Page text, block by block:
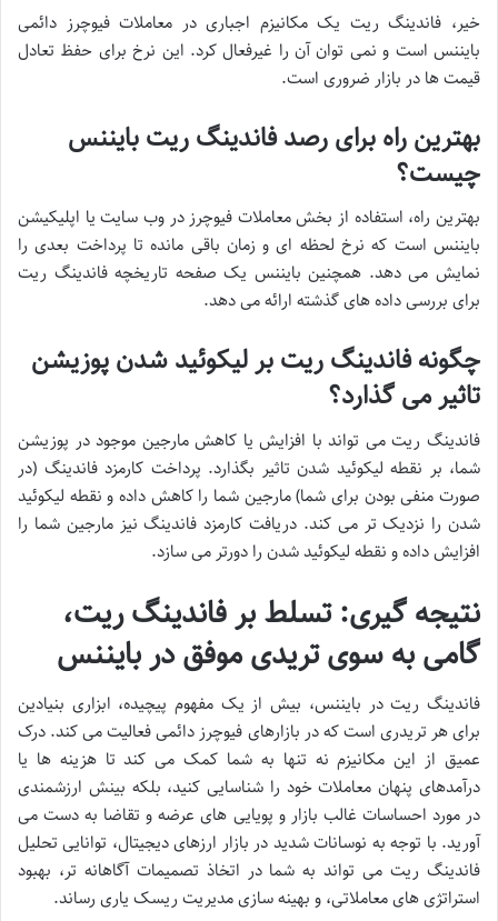
خیر، فاندینگ ریت یک مکانیزم اجباری در معاملات فیوچرز دائمی
بایننس است و نمی توان آن را غیرفعال کرد. این نرخ برای حفظ تعادل
قیمت ها در بازار ضروری است.
بهترین راه برای رصد فاندینگ ریت بایننس
چیست؟
بهترین راه، استفاده از بخش معاملات فیوچرز در وب سایت یا اپلیکیشن
بایننس است که نرخ لحظه ای و زمان باقی مانده تا پرداخت بعدی را
نمایش می دهد. همچنین بایننس یک صفحه تاریخچه فاندینگ ریت
برای بررسی داده های گذشته ارائه می دهد.
چگونه فاندینگ ریت بر لیکوئید شدن پوزیشن
تاثیر می گذارد؟
فاندینگ ریت می تواند با افزایش یا کاهش مارجین موجود در پوزیشن
شما، بر نقطه لیکوئید شدن تاثیر بگذارد. پرداخت کارمزد فاندینگ (در
صورت منفی بودن برای شما) مارجین شما را کاهش داده و نقطه لیکوئید
شدن را نزدیک تر می کند. دریافت کارمزد فاندینگ نیز مارجین شما را
افزایش داده و نقطه لیکوئید شدن را دورتر می سازد.
نتیجه گیری: تسلط بر فاندینگ ریت،
گامی به سوی تریدی موفق در بایننس
فاندینگ ریت در بایننس، بیش از یک مفهوم پیچیده، ابزاری بنیادین
برای هر تریدری است که در بازارهای فیوچرز دائمی فعالیت می کند. درک
عمیق از این مکانیزم نه تنها به شما کمک می کند تا هزینه ها یا
درآمدهای پنهان معاملات خود را شناسایی کنید، بلکه بینش ارزشمندی
در مورد احساسات غالب بازار و پویایی های عرضه و تقاضا به دست می
آورید. با توجه به نوسانات شدید در بازار ارزهای دیجیتال، توانایی تحلیل
فاندینگ ریت می تواند به شما در اتخاذ تصمیمات آگاهانه تر، بهبود
استراتژی های معاملاتی، و بهینه سازی مدیریت ریسک یاری رساند.